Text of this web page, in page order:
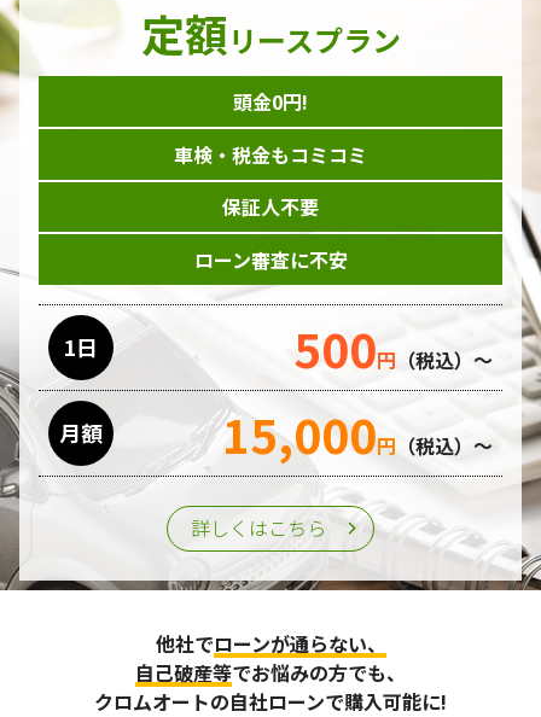
定額リースプラン
頭金0円!
車検・税金もコミコミ
保証人不要
ローン審査に不安
1日 500円 （税込）～
月額 15,000円 （税込）～
詳しくはこちら
他社でローンが通らない、
自己破産等でお悩みの方でも、
クロムオートの自社ローンで購入可能に!